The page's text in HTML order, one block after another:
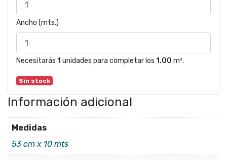
Ancho (mts.)
Necesitarás 1 unidades para completar los 1.00 m².
Sin stock
Información adicional
Medidas
53 cm x 10 mts